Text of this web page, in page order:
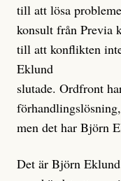
till att lösa
konsult från Previa
till att konflikten
Eklund
slutade. Ordfront
förhandlingslösning,
men det har Björn
Det är Björn